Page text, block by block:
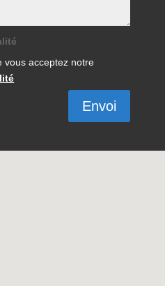
vous acceptez notre
Envoi